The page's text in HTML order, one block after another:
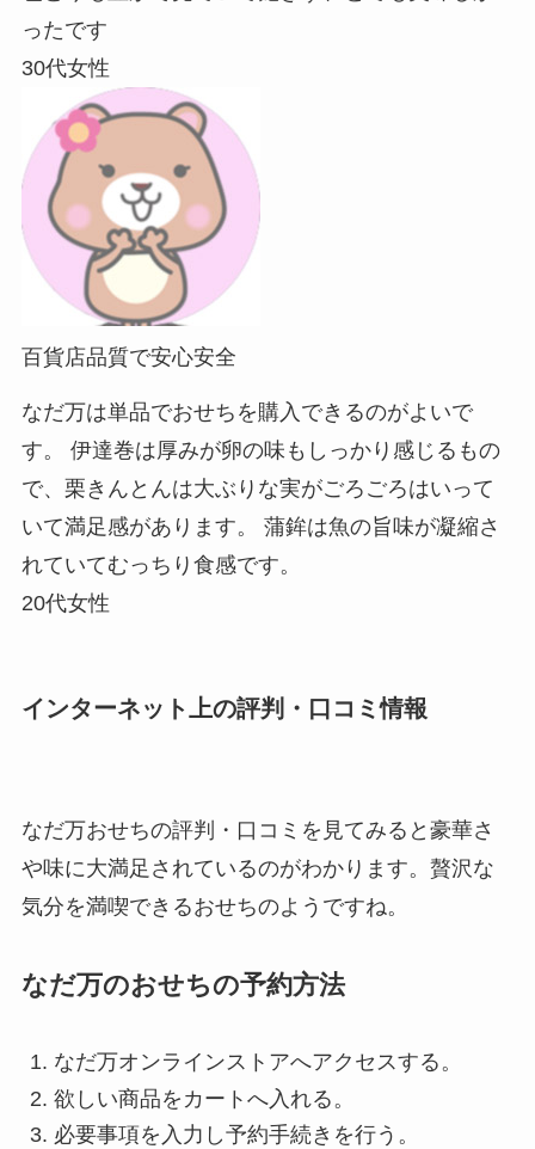
ったです
30代女性
百貨店品質で安心安全
なだ万は単品でおせちを購入できるのがよいで
す。 伊達巻は厚みが卵の味もしっかり感じるもの
で、栗きんとんは大ぶりな実がごろごろはいって
いて満足感があります。 蒲鉾は魚の旨味が凝縮さ
れていてむっちり食感です。
20代女性
インターネット上の評判・口コミ情報
なだ万おせちの評判・口コミを見てみると豪華さ
や味に大満足されているのがわかります。贅沢な
気分を満喫できるおせちのようですね。
なだ万のおせちの予約方法
なだ万オンラインストアへアクセスする。
欲しい商品をカートへ入れる。
必要事項を入力し予約手続きを行う。